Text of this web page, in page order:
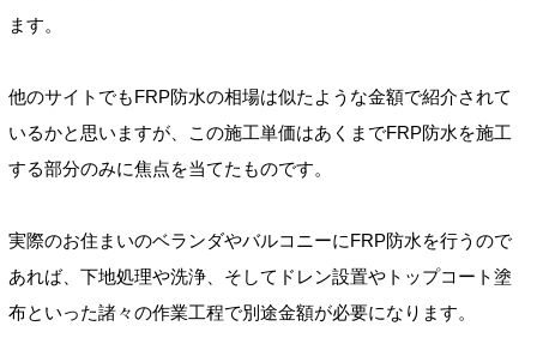
ます。
他のサイトでもFRP防水の相場は似たような金額で紹介されて
いるかと思いますが、この施工単価はあくまでFRP防水を施工
する部分のみに焦点を当てたものです。
実際のお住まいのベランダやバルコニーにFRP防水を行うので
あれば、下地処理や洗浄、そしてドレン設置やトップコート塗
布といった諸々の作業工程で別途金額が必要になります。